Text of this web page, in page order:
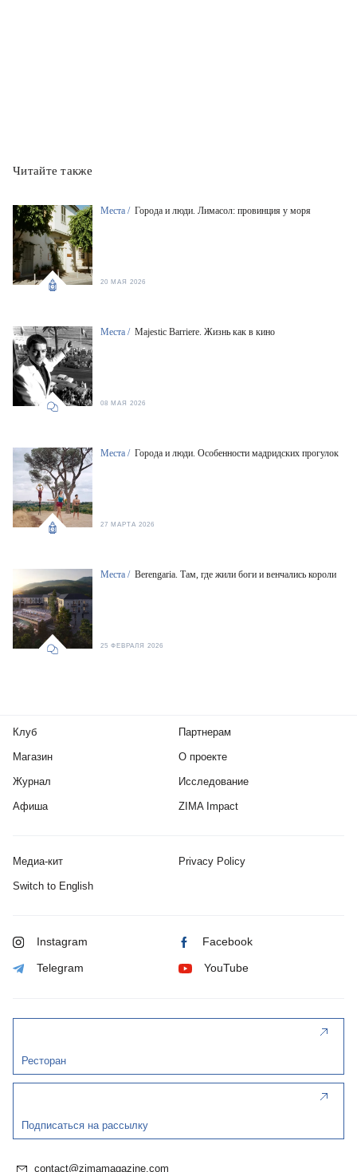
Читайте также
Места / Города и люди. Лимасол: провинция у моря
20 МАЯ 2026
Места / Majestic Barriere. Жизнь как в кино
08 МАЯ 2026
Места / Города и люди. Особенности мадридских прогулок
27 МАРТА 2026
Места / Berengaria. Там, где жили боги и венчались короли
25 ФЕВРАЛЯ 2026
Клуб
Магазин
Журнал
Афиша
Партнерам
О проекте
Исследование
ZIMA Impact
Медиа-кит Privacy Policy
Switch to English
Instagram Facebook
Telegram YouTube
Ресторан
Подписаться на рассылку
contact@zimamagazine.com